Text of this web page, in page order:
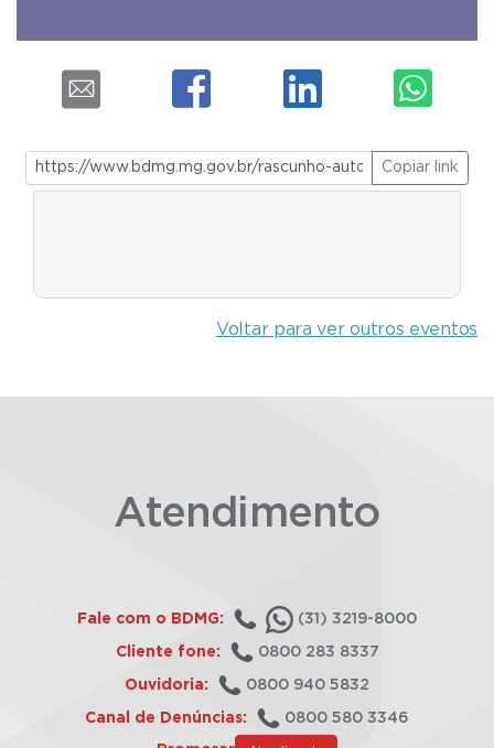
Copiar link
Voltar para ver outros eventos
Atendimento
Fale com o BDMG: (31) 3219-8000
Cliente fone: 0800 283 8337
Ouvidoria: 0800 940 5832
Canal de Denúncias: 0800 580 3346